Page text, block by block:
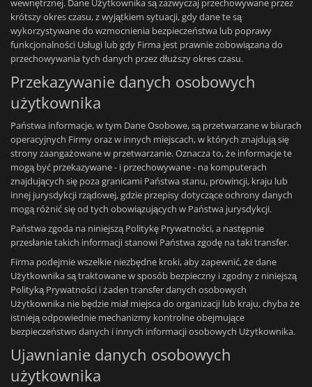
wewnętrznej. Dane Użytkownika są zazwyczaj przechowywane przez
krótszy okres czasu, z wyjątkiem sytuacji, gdy dane te są
wykorzystywane do wzmocnienia bezpieczeństwa lub poprawy
funkcjonalności Usługi lub gdy Firma jest prawnie zobowiązana do
przechowywania tych danych przez dłuższy okres czasu.
Przekazywanie danych osobowych
użytkownika
Państwa informacje, w tym Dane Osobowe, są przetwarzane w biurach
operacyjnych Firmy oraz w innych miejscach, w których znajdują się
strony zaangażowane w przetwarzanie. Oznacza to, że informacje te
mogą być przekazywane - i przechowywane - na komputerach
znajdujących się poza granicami Państwa stanu, prowincji, kraju lub
innej jurysdykcji rządowej, gdzie przepisy dotyczące ochrony danych
mogą różnić się od tych obowiązujących w Państwa jurysdykcji.
Państwa zgoda na niniejszą Politykę Prywatności, a następnie
przesłanie takich informacji stanowi Państwa zgodę na taki transfer.
Firma podejmie wszelkie niezbędne kroki, aby zapewnić, że dane
Użytkownika są traktowane w sposób bezpieczny i zgodny z niniejszą
Polityką Prywatności i żaden transfer danych osobowych
Użytkownika nie będzie miał miejsca do organizacji lub kraju, chyba że
istnieją odpowiednie mechanizmy kontrolne obejmujące
bezpieczeństwo danych i innych informacji osobowych Użytkownika.
Ujawnianie danych osobowych
użytkownika